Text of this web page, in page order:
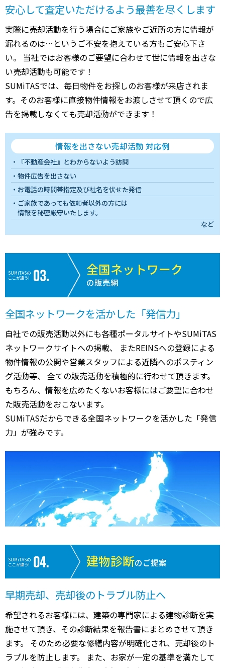
安心して査定いただけるよう最善を尽くします
実際に売却活動を行う場合にご家族やご近所の方に情報が
漏れるのは…というご不安を抱えている方もご安心下さ
い。 当社ではお客様のご要望に合わせて世に情報を出さな
い売却活動も可能です！
SUMiTASでは、毎日物件をお探しのお客様が来店されま
す。そのお客様に直接物件情報をお渡しさせて頂くので広
告を掲載しなくても売却活動ができます！
情報を出さない売却活動 対応例
『不動産会社』とわからないよう訪問
物件広告を出さない
お電話の時間帯指定及び社名を伏せた発信
ご家族であっても依頼者以外の方には
情報を秘密厳守いたします。
など
SUMiTASの
ここが違う!
全国ネットワーク
の販売網
全国ネットワークを活かした「発信力」
自社での販売活動以外にも各種ポータルサイトやSUMiTAS
ネットワークサイトへの掲載、 またREINSへの登録による
物件情報の公開や営業スタッフによる近隣へのポスティン
グ活動等、 全ての販売活動を積極的に行わせて頂きます。
もちろん、情報を広めたくないお客様にはご要望に合わせ
た販売活動をおこないます。
SUMiTASだからできる全国ネットワークを活かした「発信
力」が強みです。
SUMiTASの
ここが違う!
建物診断のご提案
早期売却、売却後のトラブル防止へ
希望されるお客様には、建築の専門家による建物診断を実
施させて頂き、その診断結果を報告書にまとめさせて頂き
ます。 そのため必要な修繕内容が明確化され、売却後のト
ラブルを防止します。 また、お家が一定の基準を満たして